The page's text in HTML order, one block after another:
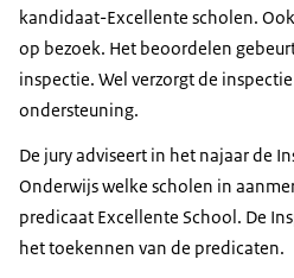
kandidaat-Excellente scholen.
op bezoek. Het beoordelen
inspectie. Wel verzorgt de
ondersteuning.
De jury adviseert in het najaar de
Onderwijs welke scholen in
predicaat Excellente School. De
het toekennen van de predicaten.